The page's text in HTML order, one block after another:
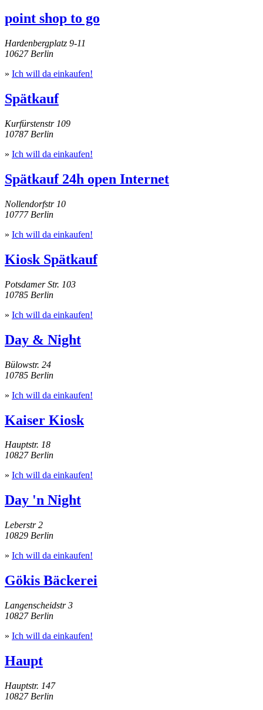
point shop to go
Hardenbergplatz 9-11
10627 Berlin
» Ich will da einkaufen!
Spätkauf
Kurfürstenstr 109
10787 Berlin
» Ich will da einkaufen!
Spätkauf 24h open Internet
Nollendorfstr 10
10777 Berlin
» Ich will da einkaufen!
Kiosk Spätkauf
Potsdamer Str. 103
10785 Berlin
» Ich will da einkaufen!
Day & Night
Bülowstr. 24
10785 Berlin
» Ich will da einkaufen!
Kaiser Kiosk
Hauptstr. 18
10827 Berlin
» Ich will da einkaufen!
Day 'n Night
Leberstr 2
10829 Berlin
» Ich will da einkaufen!
Gökis Bäckerei
Langenscheidstr 3
10827 Berlin
» Ich will da einkaufen!
Haupt
Hauptstr. 147
10827 Berlin